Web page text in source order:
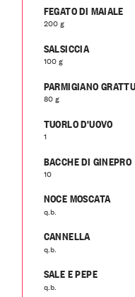
FEGATO DI MAIALE
200 g
SALSICCIA
100 g
PARMIGIANO
80 g
TUORLO D'UOVO
1
BACCHE DI GINEPRO
10
NOCE MOSCATA
q.b.
CANNELLA
q.b.
SALE E PEPE
q.b.